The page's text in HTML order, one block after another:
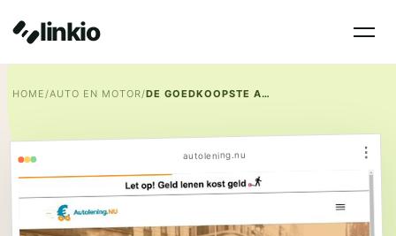
linkio
HOME/AUTO EN MOTOR/ DE GOEDKOOPSTE AUTOLENING
autolening.nu ⋮